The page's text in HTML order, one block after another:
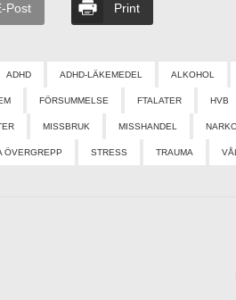
Post Print
ADHD ADHD-LÄKEMEDEL ALKOHOL
FÖRSUMMELSE FTALATER HVB
MISSBRUK MISSHANDEL
ÖVERGREPP STRESS TRAUMA